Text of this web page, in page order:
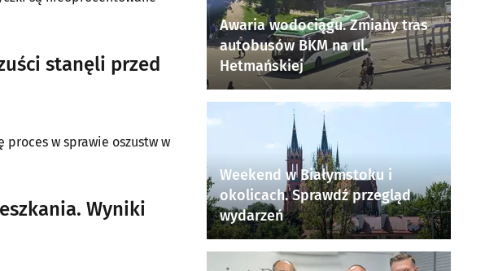
stanęli przed
proces w sprawie oszustw w
Wyniki
Awaria wodociągu. Zmiany tras
autobusów BKM na ul.
Hetmańskiej
Weekend w Białymstoku i
okolicach. Sprawdź przegląd
wydarzeń